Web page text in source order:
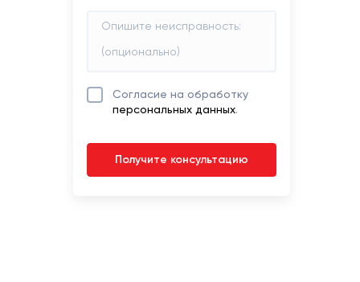
Согласие на обработку
персональных данных.